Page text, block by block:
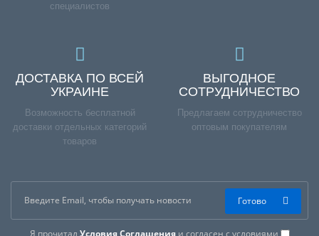
специалистов
ДОСТАВКА ПО ВСЕЙ
УКРАИНЕ
Возможность бесплатной
доставки отдельных категорий
товаров
ВЫГОДНОЕ
СОТРУДНИЧЕСТВО
Предлагаем сотрудничество
оптовым покупателям
Готово